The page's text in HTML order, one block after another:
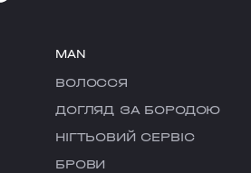
MAN
ВОЛОССЯ
ДОГЛЯД ЗА БОРОДОЮ
НІГТЬОВИЙ СЕРВІС
БРОВИ